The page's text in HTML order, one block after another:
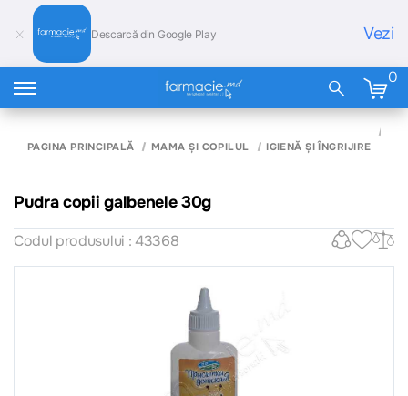
Descarcă din Google Play Vezi
0
PAGINA PRINCIPALĂ MAMA ȘI COPILUL IGIENĂ ȘI ÎNGRIJIRE
Pudra copii galbenele 30g
Codul produsului : 43368